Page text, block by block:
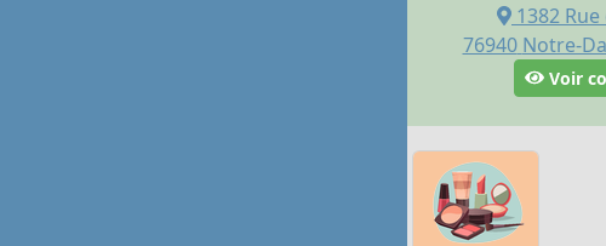
1382
76940 Notre-
Voir